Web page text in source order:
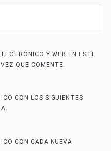
Y WEB EN ESTE
QUE COMENTE.
CON LOS SIGUIENTES
CON CADA NUEVA